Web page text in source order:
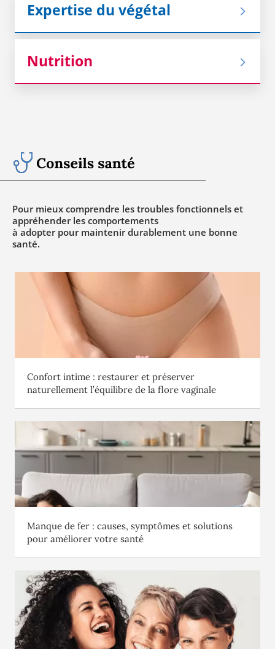
Expertise du végétal
Nutrition
Votre revue de Santé
Pour mieux comprendre les troubles fonctionnels et
appréhender les comportements
à adopter pour maintenir durablement une bonne
santé.
Confort intime : restaurer et préserver
naturellement l’équilibre de la flore vaginale
Manque de fer : causes, symptômes et solutions
pour améliorer votre santé